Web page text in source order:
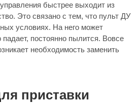
быстрее выходит из
Это связано с тем, что пульт ДУ
условиях. На него может
падает, постоянно пылится. Вовсе
необходимость заменить
приставки